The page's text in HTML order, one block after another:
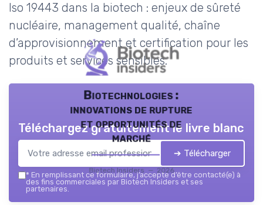
Iso 19443 dans la biotech : enjeux de sûreté
nucléaire, management qualité, chaîne
d’approvisionnement et certification pour les
produits et services sensibles.
Biotechnologies :
innovations de rupture
et opportunités de
marché
Biotech Insiders — 2026
Téléchargez gratuitement le livre blanc
➔ Télécharger
* En remplissant ce formulaire, j’accepte d’être contacté(e) à
des fins commerciales par Biotech Insiders et ses
partenaires.